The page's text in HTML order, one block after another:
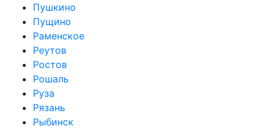
Пушкино
Пущино
Раменское
Реутов
Ростов
Рошаль
Руза
Рязань
Рыбинск